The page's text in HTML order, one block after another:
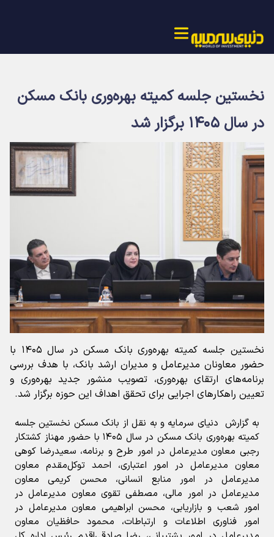
نخستین جلسه کمیته بهره‌وری بانک مسکن
در سال ۱۴۰۵ برگزار شد
نخستین جلسه کمیته بهره‌وری بانک مسکن در سال ۱۴۰۵ با
حضور معاونان مدیرعامل و مدیران ارشد بانک، با هدف بررسی
برنامه‌های ارتقای بهره‌وری، تصویب منشور جدید بهره‌وری و
تعیین راهکارهای اجرایی برای تحقق اهداف این حوزه برگزار شد.
به گزارش دنیای سرمایه و به نقل از بانک مسکن نخستین جلسه
کمیته بهره‌وری بانک مسکن در سال ۱۴۰۵ با حضور مهناز کشتکار
رجبی معاون مدیرعامل در امور طرح و برنامه، سعیدرضا کوهی
معاون مدیرعامل در امور اعتباری، احمد توکل‌مقدم معاون
مدیرعامل در امور منابع انسانی، محسن کریمی معاون
مدیرعامل در امور مالی، مصطفی تقوی معاون مدیرعامل در
امور شعب و بازاریابی، محسن ابراهیمی معاون مدیرعامل در
امور فناوری اطلاعات و ارتباطات، محمود حافظیان معاون